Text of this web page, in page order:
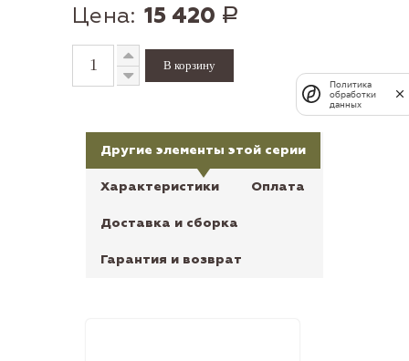
Цена: 15 420 Р
Другие элементы этой серии
Характеристики Оплата
Доставка и сборка
Гарантия и возврат
Политика
обработки
данных